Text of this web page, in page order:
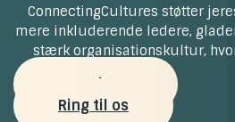
ConnectingCultures støtter
mere inkluderende ledere,
stærk organisationskultur,
Kontakt os
Ring til os